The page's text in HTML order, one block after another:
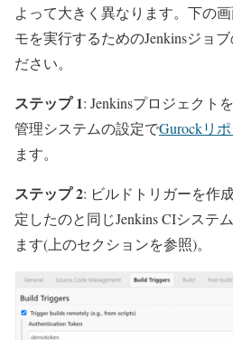
よって大きく異なります。下の
モを実行するためのJenkinsジョ
ださい。
ステップ 1: Jenkinsプロジェクト
管理システムの設定でGurockリ
ます。
ステップ 2: ビルドトリガーを作
定したのと同じJenkins CIシステ
ます(上のセクションを参照)。